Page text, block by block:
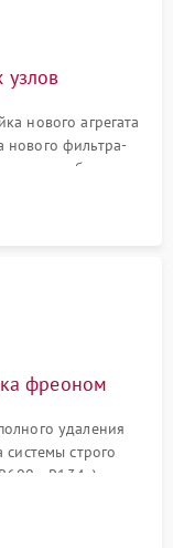
нового агрегата
нового фильтра-
обдува,
дверных петель.
фреоном
удаления
системы строго
R134a) по
в системе.